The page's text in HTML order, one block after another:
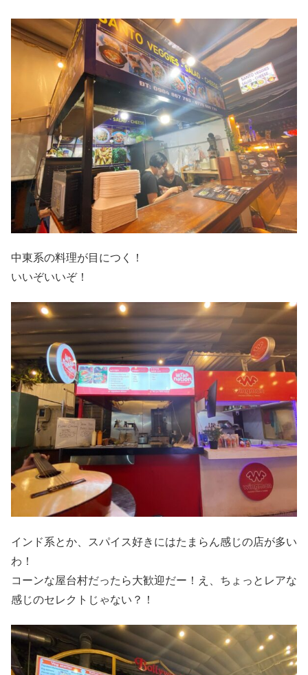
中東系の料理が目につく！
いいぞいいぞ！
インド系とか、スパイス好きにはたまらん感じの店が多い
わ！
コーンな屋台村だったら大歓迎だー！え、ちょっとレアな
感じのセレクトじゃない？！